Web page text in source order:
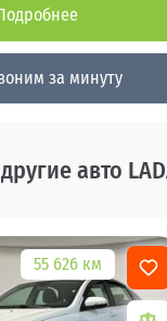
за минуту
авто
55 626 км